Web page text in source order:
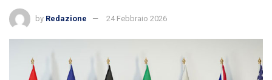
by Redazione 24 Febbraio 2026